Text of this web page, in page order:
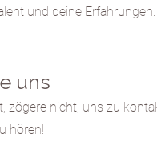
und deine Erfahrungen.
uns
nicht, uns zu
hören!